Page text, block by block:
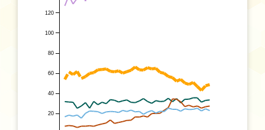
20
40
60
80
100
120